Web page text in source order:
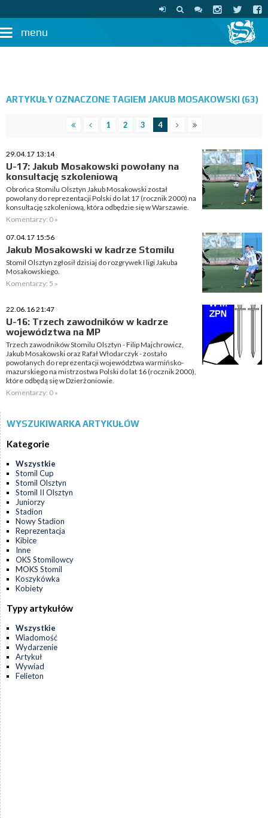
menu
ARTYKUŁY OZNACZONE TAGIEM JAKUB MOSAKOWSKI (63)
1 2 3 4
29.04.17 13:14
U-17: Jakub Mosakowski powołany na
konsultację szkoleniową
Obrońca Stomilu Olsztyn Jakub Mosakowski został
powołany do reprezentacji Polski do lat 17 (rocznik 2000) na
konsultację szkoleniową, która odbędzie się w Warszawie.
Komentarzy: 0 »
07.04.17 15:56
Jakub Mosakowski w kadrze Stomilu
Stomil Olsztyn zgłosił dzisiaj do rozgrywek I ligi Jakuba
Mosakowskiego.
Komentarzy: 5 »
22.06.16 21:47
U-16: Trzech zawodników w kadrze
województwa na MP
Trzech zawodników Stomilu Olsztyn - Filip Majchrowicz,
Jakub Mosakowski oraz Rafał Włodarczyk - zostało
powołanych do reprezentacji województwa warmińsko-
mazurskiego na mistrzostwa Polski do lat 16 (rocznik 2000),
które odbędą się w Dzierżoniowie.
Komentarzy: 0 »
WYSZUKIWARKA ARTYKUŁÓW
Kategorie
Wszystkie
Stomil Cup
Stomil Olsztyn
Stomil II Olsztyn
Juniorzy
Stadion
Nowy Stadion
Reprezentacja
Kibice
Inne
OKS Stomilowcy
MOKS Stomil
Koszykówka
Kobiety
Typy artykułów
Wszystkie
Wiadomość
Wydarzenie
Artykuł
Wywiad
Felieton